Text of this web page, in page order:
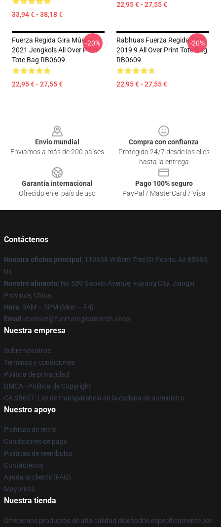
33,94 € - 38,18 €
22,95 € - 27,55 €
Fuerza Regida Gira Música
2021 Jengkols All Over Print
Tote Bag RB0609
22,95 € - 27,55 €
-20%
Rabhuas Fuerza Regida Tour
2019 9 All Over Print Tote Bag
RB0609
22,95 € - 27,55 €
-20%
Envío mundial
Enviamos a más de 200 países
Compra con confianza
Protegido 24/7 desde los clics
hasta la entrega
Garantía internacional
Ofrecido en el país de uso
Pago 100% seguro
PayPal / MasterCard / Visa
Contáctenos
Nuestra oficina principal : 119638 W Bent Tree Dr Peoria, Az 85383,
Us
Nuestro almacén: No 589 Gaoxin Avenue, Fuyang City, Jiangxi
Province, China
Hora: 9AM – 5PM (Mon – Fri)
Email : contact@fuerzaregidamerch.shop
Nuestra empresa
Sobre nosotros
Términos y condiciones
Política de privacidad
DMCA - Política de Copyright
CA SB657: Ley de transparencia en la cadena de suministro
Nuestro apoyo
Políticas de envío
Condiciones de pago
Políticas de reembolso
Contáctenos
Ayuda al cliente (FAQ)
Mayorista
Nuestra tienda
Ofrecemos productos de alta calidad diseñados específicamente por